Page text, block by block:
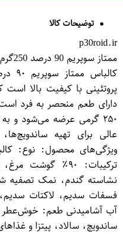
توضیحات کالا
p30roid.ir
ممتاز سوپریم 90 درصد 250گرم تانیس
دارای طعم منحصر به فرد
۲۵۰ گرمی عرضه می‌شود و
عالی برای تهیه
ترکیبات: ۹۰٪
نشاسته گندم، نمک تصفیه
فسفات سدیم، لاکتات
آب آشامیدنی طعم: خوش‌عطر و
ساندویچ، سالاد، پیتزا و